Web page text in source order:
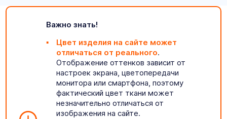
Важно знать!
Цвет изделия на сайте может
отличаться от реального.
Отображение оттенков зависит от
настроек экрана, цветопередачи
монитора или смартфона, поэтому
фактический цвет ткани может
незначительно отличаться от
изображения на сайте.